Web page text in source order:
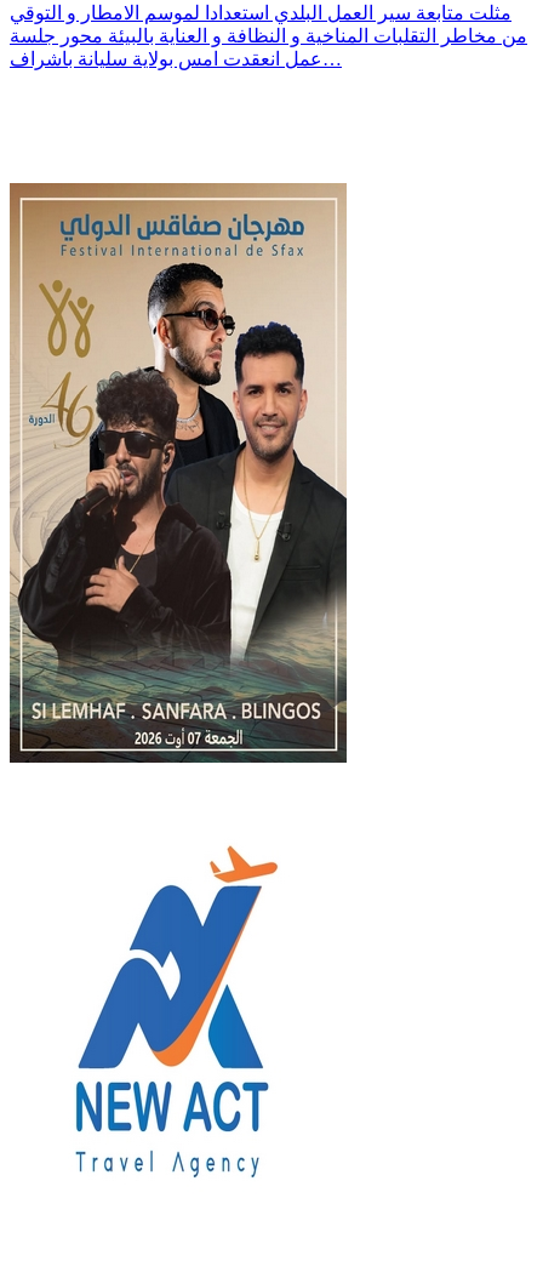
مثلت متابعة سير العمل البلدي استعدادا لموسم الامطار و التوقي
من مخاطر التقلبات المناخية و النظافة و العناية بالبيئة محور جلسة
عمل انعقدت امس بولاية سليانة باشراف…